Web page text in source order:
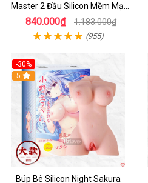
Master 2 Đầu Silicon Mềm Mại
Tiện Lợi
840.000₫ 1.183.000₫
(955)
-30%
Hot
5
Búp Bê Silicon Night Sakura